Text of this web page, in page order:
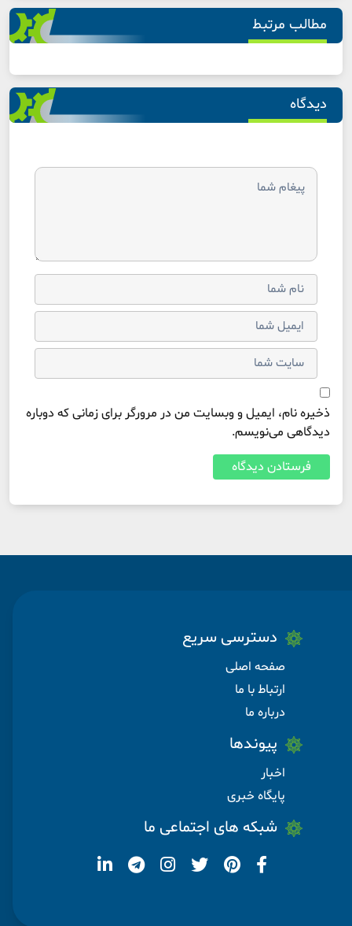
مطالب مرتبط
دیدگاه
ذخیره نام، ایمیل و وبسایت من در مرورگر برای زمانی که دوباره
دیدگاهی می‌نویسم.
دسترسی سریع
صفحه اصلی
ارتباط با ما
درباره ما
پیوندها
اخبار
پایگاه خبری
شبکه های اجتماعی ما